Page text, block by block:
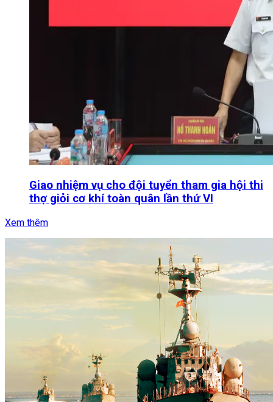
Giao nhiệm vụ cho đội tuyển tham gia hội thi
thợ giỏi cơ khí toàn quân lần thứ VI
Xem thêm